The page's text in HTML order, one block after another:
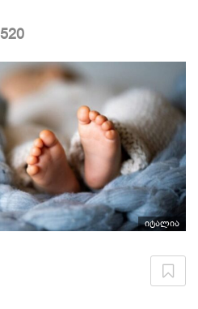
520
იტალია